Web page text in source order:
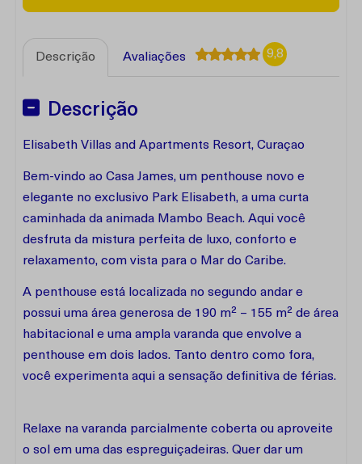
Descrição Avaliações 9,8
Descrição
Elisabeth Villas and Apartments Resort, Curaçao
Bem-vindo ao Casa James, um penthouse novo e
elegante no exclusivo Park Elisabeth, a uma curta
caminhada da animada Mambo Beach. Aqui você
desfruta da mistura perfeita de luxo, conforto e
relaxamento, com vista para o Mar do Caribe.
A penthouse está localizada no segundo andar e
possui uma área generosa de 190 m² – 155 m² de área
habitacional e uma ampla varanda que envolve a
penthouse em dois lados. Tanto dentro como fora,
você experimenta aqui a sensação definitiva de férias.
Relaxe na varanda parcialmente coberta ou aproveite
o sol em uma das espreguiçadeiras. Quer dar um